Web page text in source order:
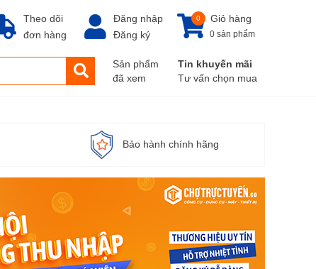
Theo dõi
đơn hàng
Đăng nhập
Đăng ký
Giỏ hàng
0
0 sản phẩm
Sản phẩm
đã xem
Tin khuyến mãi
Tư vấn chọn mua
Bảo hành chính hãng